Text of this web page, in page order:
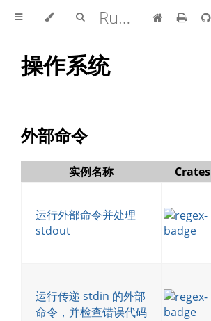
Rust Cookbook 中文版
操作系统
外部命令
实例名称 Crates
运行外部命令并处理
stdout
运行传递 stdin 的外部
命令，并检查错误代码